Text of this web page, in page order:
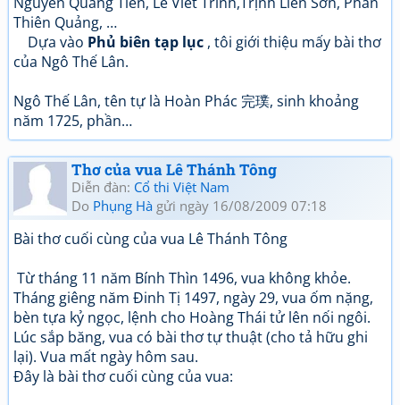
Thiên Quảng, …
Dựa vào Phủ biên tạp lục , tôi giới thiệu mấy bài thơ
của Ngô Thế Lân.
Ngô Thế Lân, tên tự là Hoàn Phác 完璞, sinh khoảng
năm 1725, phần…
Thơ của vua Lê Thánh Tông
Diễn đàn: Cổ thi Việt Nam
Do Phụng Hà gửi ngày 16/08/2009 07:18
Bài thơ cuối cùng của vua Lê Thánh Tông
Từ tháng 11 năm Bính Thìn 1496, vua không khỏe.
Tháng giêng năm Đinh Tị 1497, ngày 29, vua ốm nặng,
bèn tựa kỷ ngọc, lệnh cho Hoàng Thái tử lên nối ngôi.
Lúc sắp băng, vua có bài thơ tự thuật (cho tả hữu ghi
lại). Vua mất ngày hôm sau.
Đây là bài thơ cuối cùng của vua: